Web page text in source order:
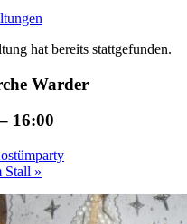
hat bereits stattgefunden.
Warder
16:00
Stall »